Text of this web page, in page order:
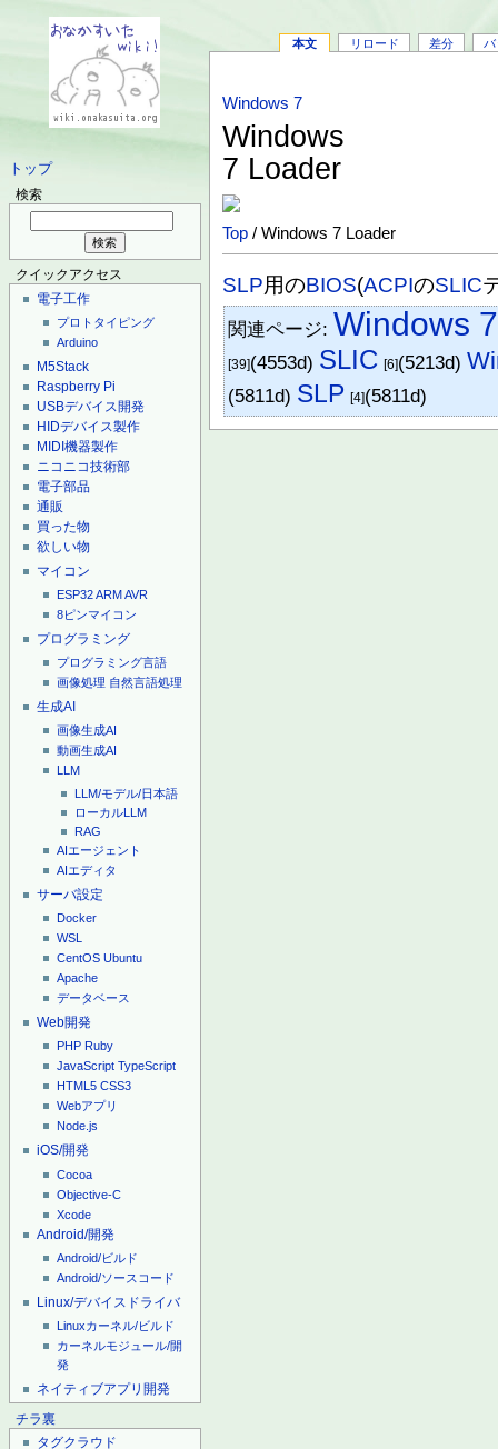
トップ
検索
クイックアクセス
電子工作
プロトタイピング
Arduino
M5Stack
Raspberry Pi
USBデバイス開発
HIDデバイス製作
MIDI機器製作
ニコニコ技術部
電子部品
通販
買った物
欲しい物
マイコン
ESP32ARMAVR
8ピンマイコン
プログラミング
プログラミング言語
画像処理 自然言語処理
生成AI
画像生成AI
動画生成AI
LLM
LLM/モデル/日本語
ローカルLLM
RAG
AIエージェント
AIエディタ
サーバ設定
Docker
WSL
CentOS Ubuntu
Apache
データベース
Web開発
PHP Ruby
JavaScript TypeScript
HTML5 CSS3
Webアプリ
Node.js
iOS/開発
Cocoa
Objective-C
Xcode
Android/開発
Android/ビルド
Android/ソースコード
Linux/デバイスドライバ
Linuxカーネル/ビルド
カーネルモジュール/開
発
ネイティブアプリ開発
チラ裏
タグクラウド
本文 リロード 差分 バ
Windows 7
Windows
7 Loader
Top / Windows 7 Loader
SLP用のBIOS(ACPIのSLIC
関連ページ: Windows 7
[39](4553d) SLIC [6](5213d)
(5811d) SLP [4](5811d)